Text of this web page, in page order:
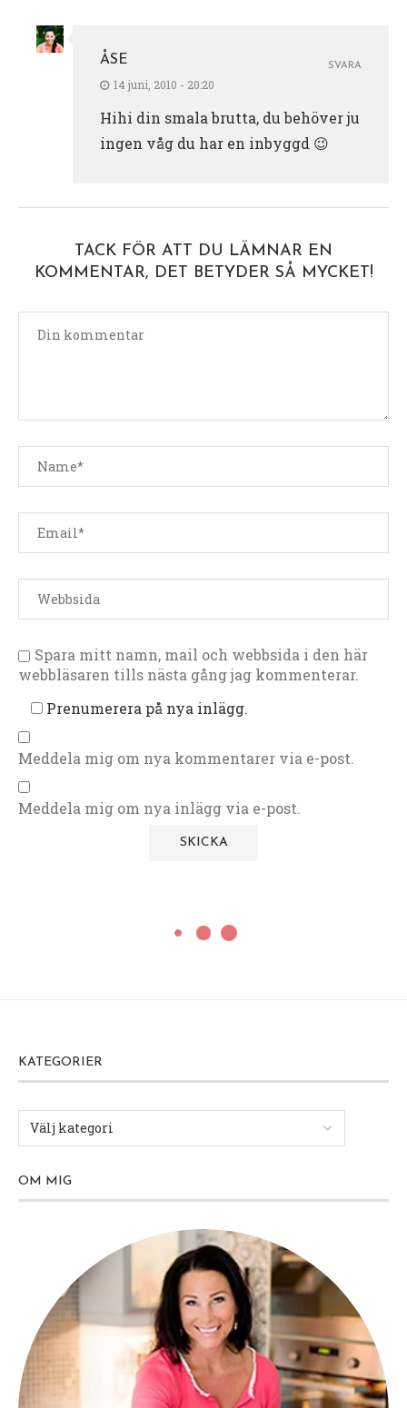
ÅSE
14 juni, 2010 - 20:20
Hihi din smala brutta, du behöver ju
ingen våg du har en inbyggd 😉
SVARA
TACK FÖR ATT DU LÄMNAR EN
KOMMENTAR, DET BETYDER SÅ MYCKET!
Spara mitt namn, mail och webbsida i den här
webbläsaren tills nästa gång jag kommenterar.
Prenumerera på nya inlägg.
Meddela mig om nya kommentarer via e-post.
Meddela mig om nya inlägg via e-post.
KATEGORIER
OM MIG